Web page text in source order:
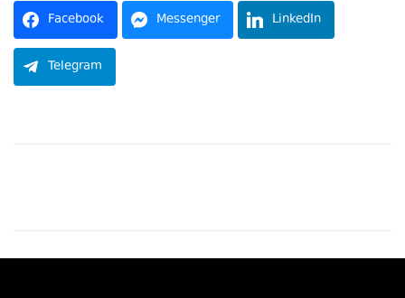
Facebook Messenger LinkedIn
Telegram